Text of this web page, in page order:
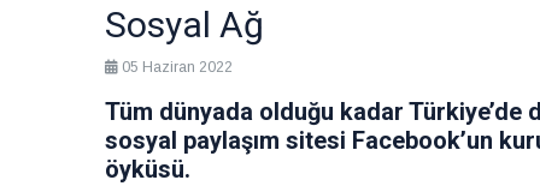
eşlik
Hayalleri
dönüştüren
iki imza
28 Temmuz
2026
Röportaj
Sosyal Ağ
05 Haziran 2022
Tüm dünyada olduğu kadar Türkiye’de
sosyal paylaşım sitesi Facebook’un
öyküsü.